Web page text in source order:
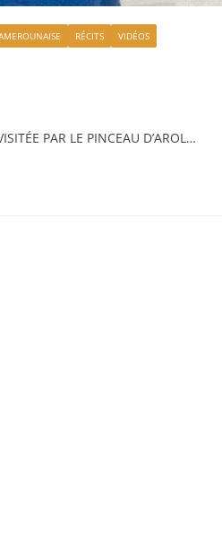
RÉCITS VIDÉOS
PAR LE PINCEAU D’AROL…